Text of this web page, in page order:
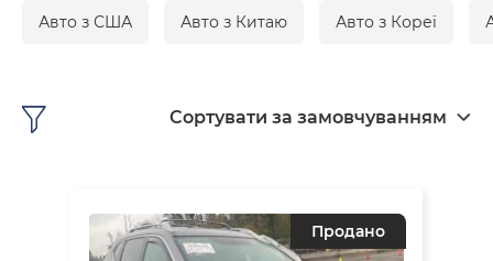
Авто з США Авто з Китаю Авто з Кореї
Сортувати за замовчуванням
Продано